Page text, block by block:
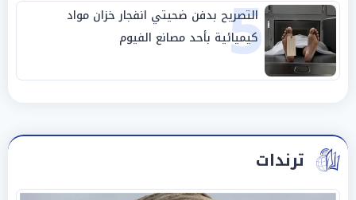
5
التصريح بدفن ضحيتي انفجار خزان مواد
كيميائية بأحد مصانع الفيوم
ترندات